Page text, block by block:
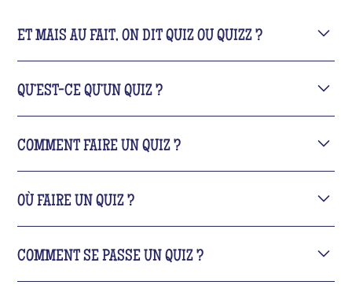
ET MAIS AU FAIT, ON DIT QUIZ OU QUIZZ ?
QU’EST-CE QU’UN QUIZ ?
COMMENT FAIRE UN QUIZ ?
OÙ FAIRE UN QUIZ ?
COMMENT SE PASSE UN QUIZ ?